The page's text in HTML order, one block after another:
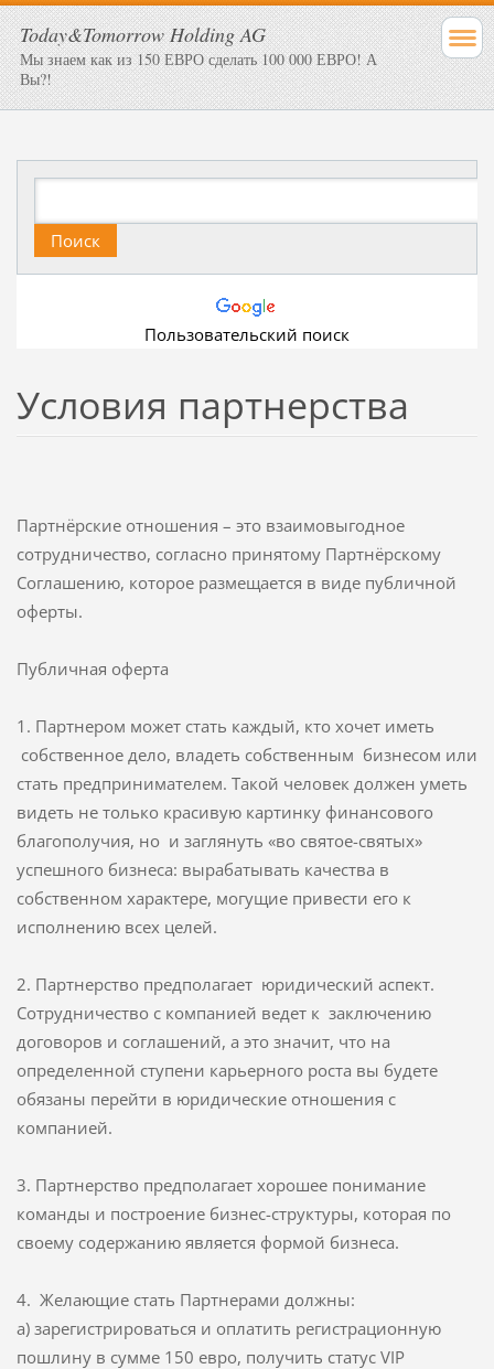
Today&Tomorrow Holding AG
Мы знаем как из 150 ЕВРО сделать 100 000 ЕВРО! А
Вы?!
Пользовательский поиск
Условия партнерства
Партнёрские отношения – это взаимовыгодное
сотрудничество, согласно принятому Партнёрскому
Соглашению, которое размещается в виде публичной
оферты.
Публичная оферта
1. Партнером может стать каждый, кто хочет иметь
собственное дело, владеть собственным бизнесом или
стать предпринимателем. Такой человек должен уметь
видеть не только красивую картинку финансового
благополучия, но и заглянуть «во святое-святых»
успешного бизнеса: вырабатывать качества в
собственном характере, могущие привести его к
исполнению всех целей.
2. Партнерство предполагает юридический аспект.
Сотрудничество с компанией ведет к заключению
договоров и соглашений, а это значит, что на
определенной ступени карьерного роста вы будете
обязаны перейти в юридические отношения с
компанией.
3. Партнерство предполагает хорошее понимание
команды и построение бизнес-структуры, которая по
своему содержанию является формой бизнеса.
4. Желающие стать Партнерами должны:
а) зарегистрироваться и оплатить регистрационную
пошлину в сумме 150 евро, получить статус VIP